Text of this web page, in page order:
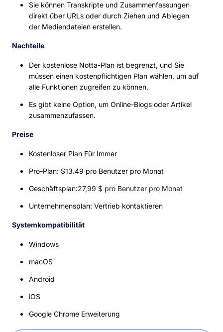
Sie können Transkripte und Zusammenfassungen
direkt über URLs oder durch Ziehen und Ablegen
der Mediendateien erstellen.
Nachteile
Der kostenlose Notta-Plan ist begrenzt, und Sie
müssen einen kostenpflichtigen Plan wählen, um auf
alle Funktionen zugreifen zu können.
Es gibt keine Option, um Online-Blogs oder Artikel
zusammenzufassen.
Preise
Kostenloser Plan Für Immer
Pro-Plan: $13.49 pro Benutzer pro Monat
Geschäftsplan:27,99 $ pro Benutzer pro Monat
Unternehmensplan: Vertrieb kontaktieren
Systemkompatibilität
Windows
macOS
Android
iOS
Google Chrome Erweiterung